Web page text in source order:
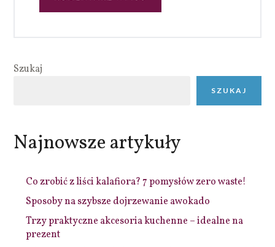
Szukaj
SZUKAJ
Najnowsze artykuły
Co zrobić z liści kalafiora? 7 pomysłów zero waste!
Sposoby na szybsze dojrzewanie awokado
Trzy praktyczne akcesoria kuchenne – idealne na
prezent